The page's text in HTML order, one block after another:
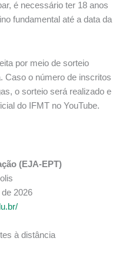
é necessário ter 18 anos
fundamental até a data da
por meio de sorteio
Caso o número de inscritos
o sorteio será realizado e
do IFMT no YouTube.
(EJA-EPT)
2026
à distância